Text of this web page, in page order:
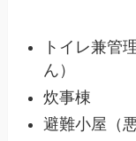
トイレ兼管
ん）
炊事棟
避難小屋（